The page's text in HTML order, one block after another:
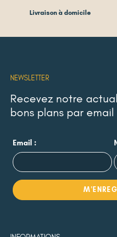
Livraison à domicile
NEWSLETTER
Recevez notre
bons plans par email
Email :